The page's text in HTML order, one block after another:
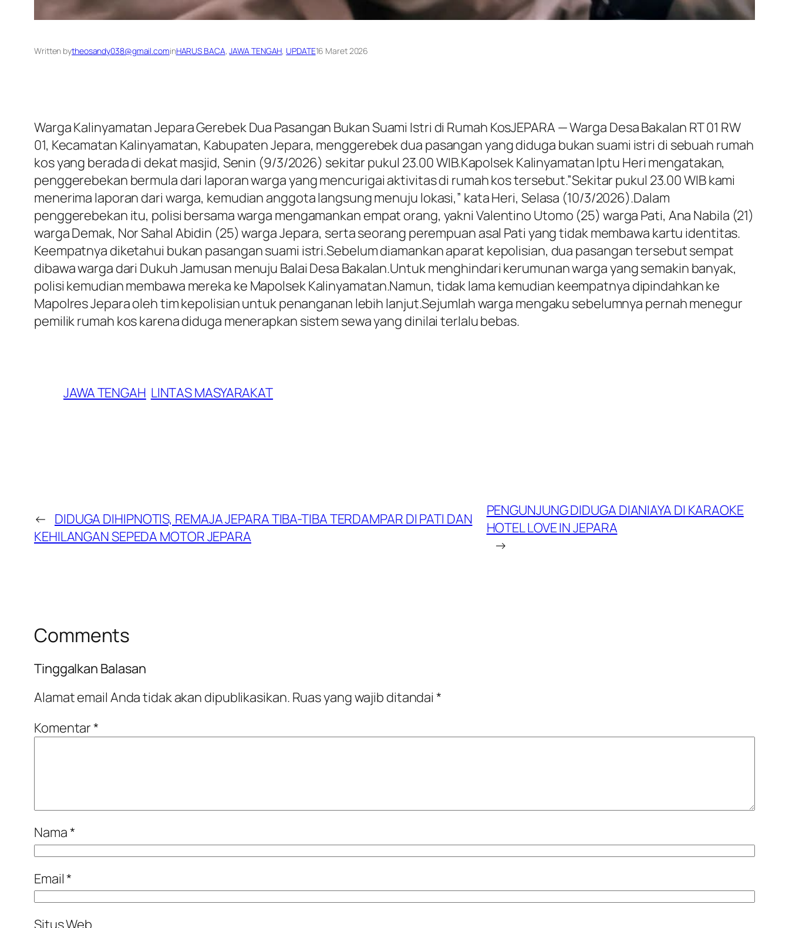
Written bytheosandy038@gmail.cominHARUS BACA, JAWA TENGAH, UPDATE16 Maret 2026
Warga Kalinyamatan Jepara Gerebek Dua Pasangan Bukan Suami Istri di Rumah KosJEPARA — Warga Desa Bakalan RT 01 RW
01, Kecamatan Kalinyamatan, Kabupaten Jepara, menggerebek dua pasangan yang diduga bukan suami istri di sebuah rumah
kos yang berada di dekat masjid, Senin (9/3/2026) sekitar pukul 23.00 WIB.Kapolsek Kalinyamatan Iptu Heri mengatakan,
penggerebekan bermula dari laporan warga yang mencurigai aktivitas di rumah kos tersebut.”Sekitar pukul 23.00 WIB kami
menerima laporan dari warga, kemudian anggota langsung menuju lokasi,” kata Heri, Selasa (10/3/2026).Dalam
penggerebekan itu, polisi bersama warga mengamankan empat orang, yakni Valentino Utomo (25) warga Pati, Ana Nabila (21)
warga Demak, Nor Sahal Abidin (25) warga Jepara, serta seorang perempuan asal Pati yang tidak membawa kartu identitas.
Keempatnya diketahui bukan pasangan suami istri.Sebelum diamankan aparat kepolisian, dua pasangan tersebut sempat
dibawa warga dari Dukuh Jamusan menuju Balai Desa Bakalan.Untuk menghindari kerumunan warga yang semakin banyak,
polisi kemudian membawa mereka ke Mapolsek Kalinyamatan.Namun, tidak lama kemudian keempatnya dipindahkan ke
Mapolres Jepara oleh tim kepolisian untuk penanganan lebih lanjut.Sejumlah warga mengaku sebelumnya pernah menegur
pemilik rumah kos karena diduga menerapkan sistem sewa yang dinilai terlalu bebas.
JAWA TENGAH LINTAS MASYARAKAT
← DIDUGA DIHIPNOTIS, REMAJA JEPARA TIBA-TIBA TERDAMPAR DI PATI DAN
KEHILANGAN SEPEDA MOTOR JEPARA
PENGUNJUNG DIDUGA DIANIAYA DI KARAOKE
HOTEL LOVE IN JEPARA
→
Comments
Tinggalkan Balasan
Alamat email Anda tidak akan dipublikasikan. Ruas yang wajib ditandai*
Komentar*
Nama*
Email*